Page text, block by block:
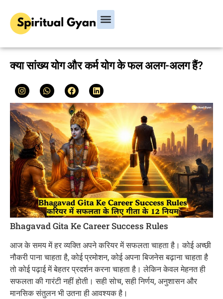
क्या सांख्य योग और कर्म योग के फल अलग-अलग हैं?
Bhagavad Gita Ke Career Success Rules
आज के समय में हर व्यक्ति अपने करियर में सफलता चाहता है। कोई अच्छी
नौकरी पाना चाहता है, कोई प्रमोशन, कोई अपना बिजनेस बढ़ाना चाहता है
तो कोई पढ़ाई में बेहतर प्रदर्शन करना चाहता है। लेकिन केवल मेहनत ही
सफलता की गारंटी नहीं होती। सही सोच, सही निर्णय, अनुशासन और
मानसिक संतुलन भी उतना ही आवश्यक है।